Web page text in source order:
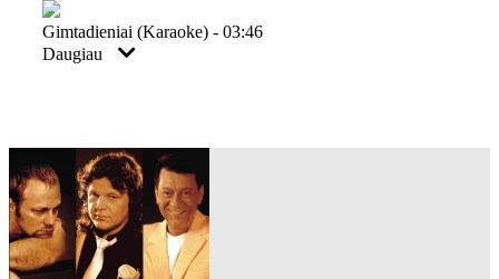
Gimtadieniai (karaoke) - 03:46
Daugiau